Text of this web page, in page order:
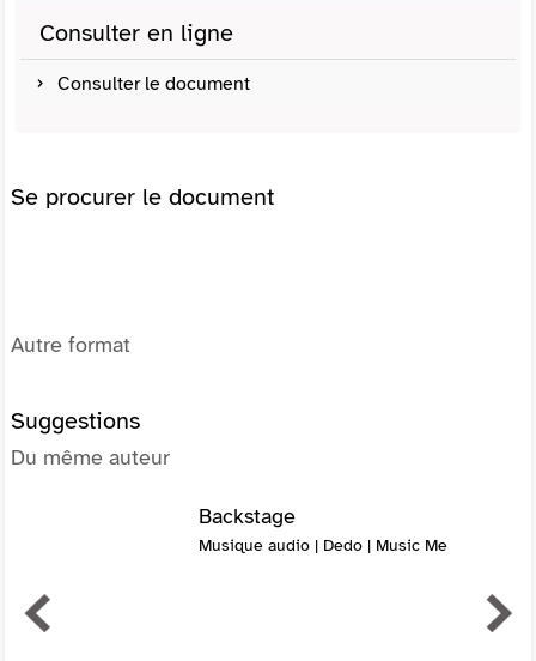
Consulter en ligne
Consulter le document
Se procurer le document
Autre format
Suggestions
Du même auteur
Backstage
Musique audio | Dedo | Music Me